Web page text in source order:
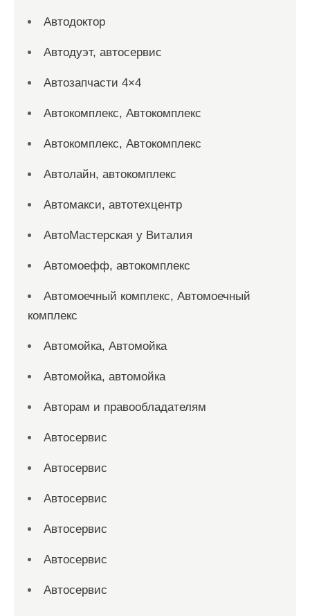
Автодоктор
Автодуэт, автосервис
Автозапчасти 4×4
Автокомплекс, Автокомплекс
Автокомплекс, Автокомплекс
Автолайн, автокомплекс
Автомакси, автотехцентр
АвтоМастерская у Виталия
Автомоефф, автокомплекс
Автомоечный комплекс, Автомоечный
комплекс
Автомойка, Автомойка
Автомойка, автомойка
Авторам и правообладателям
Автосервис
Автосервис
Автосервис
Автосервис
Автосервис
Автосервис